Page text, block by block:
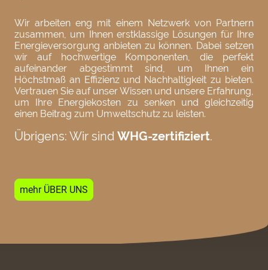
Wir arbeiten eng mit einem Netzwerk von Partnern
zusammen, um Ihnen erstklassige Lösungen für Ihre
Energieversorgung anbieten zu können. Dabei setzen
wir auf hochwertige Komponenten, die perfekt
aufeinander abgestimmt sind, um Ihnen ein
Höchstmaß an Effizienz und Nachhaltigkeit zu bieten.
Vertrauen Sie auf unser Wissen und unsere Erfahrung,
um Ihre Energiekosten zu senken und gleichzeitig
einen Beitrag zum Umweltschutz zu leisten.
Übrigens: Wir sind WHG-zertifiziert.
mehr ÜBER UNS